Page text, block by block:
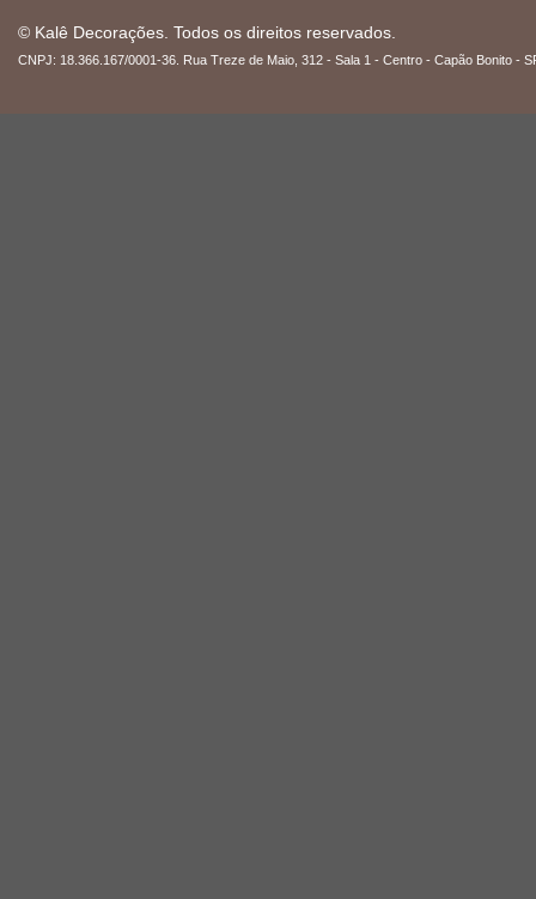
© Kalê Decorações. Todos os direitos reservados.
CNPJ: 18.366.167/0001-36. Rua Treze de Maio, 312 - Sala 1 - Centro - Capão Bonito -